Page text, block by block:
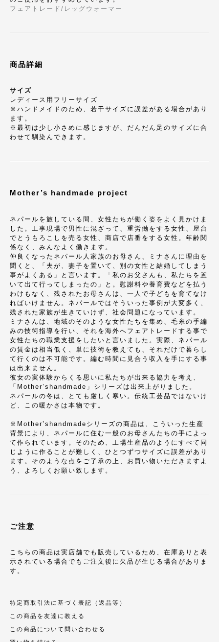
フェアトレード/レッグウォーマー
商品詳細
サイズ
レディース用フリーサイズ
※ハンドメイドのため、若干サイズに誤差がある場合があり
ます。
※最初は少し小さめに感じますが、だんだん足のサイズに合
わせて馴染んできます。
Mother’s handmade project
ネパールを旅している間、女性たちが働く姿をよく見かけま
した。工事現場で男性に混ざって、重労働をする女性、屋台
でとうもろこしを売る女性、商店で店番をする女性。年齢関
係なく、みんなよく働きます。
仲良くなったネパール人家族のお母さん、ミナさんに理由を
聞くと、「夫が、妻子を置いて、別の女性と結婚してしまう
事がよくある」と言います。「私のお父さんも、私たちを置
いて出て行ってしまったの」と。慰謝料や養育費などを払う
わけもなく、残されたお母さんは、一人で子どもを育てなけ
ればいけません。ネパールではそういった事例が大変多く、
残された家族が生きていけず、社会問題になっています。
ミナさんは、地域のそのような女性たちを集め、毛糸の手編
みの技術指導を行い、それを海外へフェアトレードする事で
女性たちの職業支援をしたいと言いました。実際、ネパール
の賃金は相当低く、単に技術を教えても、それだけで暮らし
て行くのは不可能です。編む時間に見合う収入を手にする事
は出来ません。
彼女の実体験からくる思いに私たちが出来る協力を考え、
「Mother’shandmade」シリーズは出来上がりました。
ネパールの冬は、とても厳しく寒い。伝統工芸品ではないけ
ど、この暖かさは本物です。
※Mother’shandmadeシリーズの商品は、こういった生産
背景により、ネパールに住む一般のお母さんたちの手によっ
て作られています。そのため、工場生産品のようにすべて同
じように作ることが難しく、ひとつずつサイズに誤差があり
ます。そのような点をご了承の上、お買い物いただきますよ
う、よろしくお願い致します。
ご注意
こちらの商品は実店舗でも販売しているため、在庫ありと表
示されている場合でもご注文後に欠品が生じる場合がありま
す。
特定商取引法に基づく表記（返品等）
この商品を友達に教える
この商品について問い合わせる